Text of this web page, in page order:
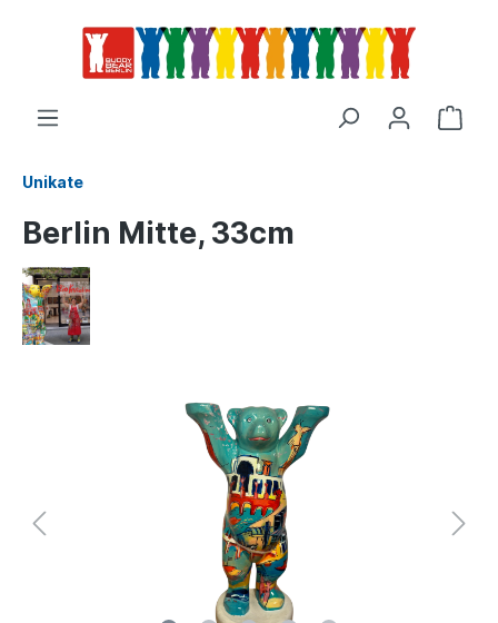
Unikate
Berlin Mitte, 33cm